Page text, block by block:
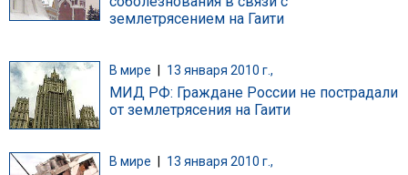
землетрясением на Гаити
В мире 13 января 2010 г.,
МИД РФ: Граждане России не пострадали
от землетрясения на Гаити
В мире 13 января 2010 г.,